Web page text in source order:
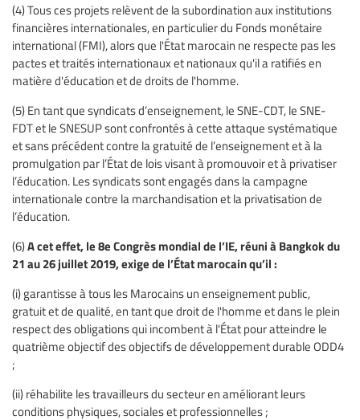
(4) Tous ces projets relèvent de la subordination aux institutions
financières internationales, en particulier du Fonds monétaire
international (FMI), alors que l'État marocain ne respecte pas les
pactes et traités internationaux et nationaux qu'il a ratifiés en
matière d'éducation et de droits de l'homme.
(5) En tant que syndicats d’enseignement, le SNE-CDT, le SNE-
FDT et le SNESUP sont confrontés à cette attaque systématique
et sans précédent contre la gratuité de l’enseignement et à la
promulgation par l’État de lois visant à promouvoir et à privatiser
l’éducation. Les syndicats sont engagés dans la campagne
internationale contre la marchandisation et la privatisation de
l’éducation.
(6)A cet effet, le 8e Congrès mondial de l’IE, réuni à Bangkok du
21 au 26 juillet 2019, exige de l’État marocain qu’il :
(i) garantisse à tous les Marocains un enseignement public,
gratuit et de qualité, en tant que droit de l'homme et dans le plein
respect des obligations qui incombent à l'État pour atteindre le
quatrième objectif des objectifs de développement durable ODD4
;
(ii) réhabilite les travailleurs du secteur en améliorant leurs
conditions physiques, sociales et professionnelles ;